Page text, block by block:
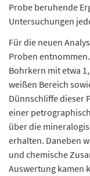
Probe beruhende
Untersuchungen
Für die neuen
Proben
Bohrkern mit etwa
weißen Bereich
Dünnschliffe dieser
einer
über die
erhalten. Daneben
und chemische
Auswertung kamen